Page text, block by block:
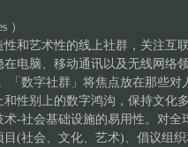
）
艺术性的线上社群，关注互
电脑、移动通讯以及无线网络
「数字社群」将焦点放在那些对
性别上的数字鸿沟，保持文化
-社会基础设施的易用性。对全
目(社会、文化、艺术)、倡议